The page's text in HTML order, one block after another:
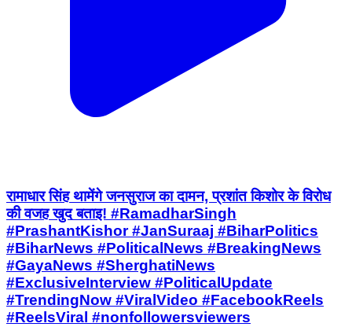
रामाधार सिंह थामेंगे जनसुराज का दामन, प्रशांत किशोर के विरोध
की वजह खुद बताइ! #RamadharSingh
#PrashantKishor #JanSuraaj #BiharPolitics
#BiharNews #PoliticalNews #BreakingNews
#GayaNews #SherghatiNews
#ExclusiveInterview #PoliticalUpdate
#TrendingNow #ViralVideo #FacebookReels
#ReelsViral #nonfollowersviewers